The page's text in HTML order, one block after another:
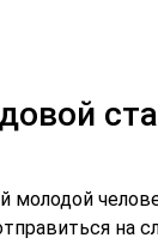
молодой
на